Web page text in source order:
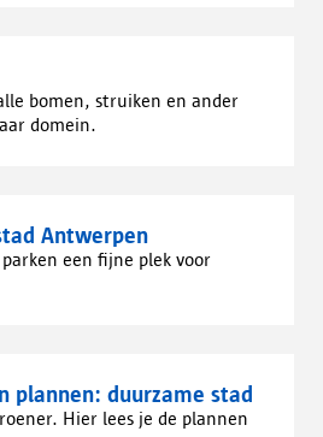
bomen, struiken en ander
domein.
Antwerpen
een fijne plek voor
plannen: duurzame stad
Hier lees je de plannen